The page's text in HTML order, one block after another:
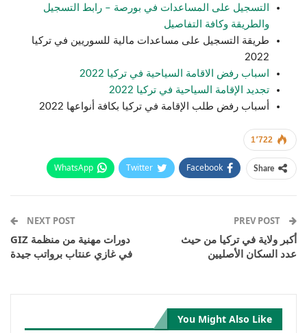
التسجيل على المساعدات في بورصة – رابط التسجيل
والطريقة وكافة التفاصيل
طريقة التسجيل على مساعدات مالية للسوريين في تركيا
2022
اسباب رفض الاقامة السياحية في تركيا 2022
تجديد الإقامة السياحية في تركيا 2022
أسباب رفض طلب الإقامة في تركيا بكافة أنواعها 2022
1٬722
Share
Facebook
Twitter
WhatsApp
أكبر ولاية في تركيا من حيث
عدد السكان الأصليين
NEXT POST
دورات مهنية من منظمة GIZ
في غازي عنتاب برواتب جيدة
You Might Also Like